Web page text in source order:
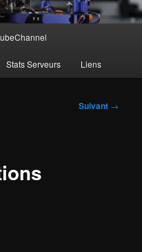
Stats Serveurs Liens
Suivant →